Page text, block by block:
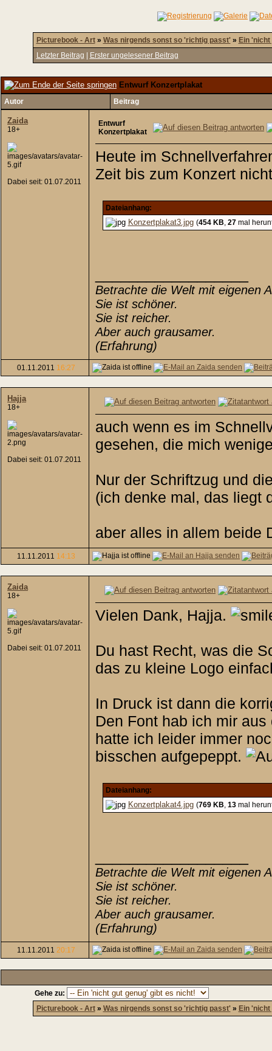
Picturebook - Art» Was nirgends sonst so 'richtig passt'» Ein
Letzter Beitrag
Erster ungelesener Beitrag
Entwurf Konzertplakat
Autor Beitrag
Zaida
18+
Dabei seit: 01.07.2011
Entwurf
Konzertplakat
Heute im
Zeit bis zum Konzert
Dateianhang:
Konzertplakat3.jpg (454 KB, 27mal
Betrachte die Welt mit eigenen
Sie ist schöner.
Sie ist reicher.
Aber auch grausamer.
(Erfahrung)
01.11.2011 16:27
Hajja
18+
Dabei seit: 01.07.2011
auch wenn es im
gesehen, die mich
Nur der Schriftzug und
(ich denke mal, das liegt
aber alles in allem beide
11.11.2011 14:13
Zaida
18+
Dabei seit: 01.07.2011
Vielen Dank, Hajja.
Du hast Recht, was die
das zu kleine Logo
In Druck ist dann die
Den Font hab ich mir
hatte ich leider immer
bisschen aufgepeppt.
Dateianhang:
Konzertplakat4.jpg (769 KB, 13mal
Betrachte die Welt mit eigenen
Sie ist schöner.
Sie ist reicher.
Aber auch grausamer.
(Erfahrung)
11.11.2011 20:17
Gehe zu:
Picturebook - Art» Was nirgends sonst so 'richtig passt'» Ein